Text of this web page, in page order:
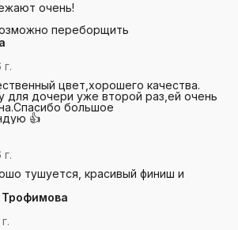
очень!
переборщить
цвет,хорошего качества.
для дочери уже второй раз,ей очень
большое
👍
тушуется, красивый финиш и